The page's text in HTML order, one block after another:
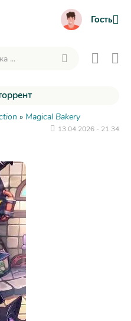
Гость
» Magical Bakery
13.04.2026 - 21:34